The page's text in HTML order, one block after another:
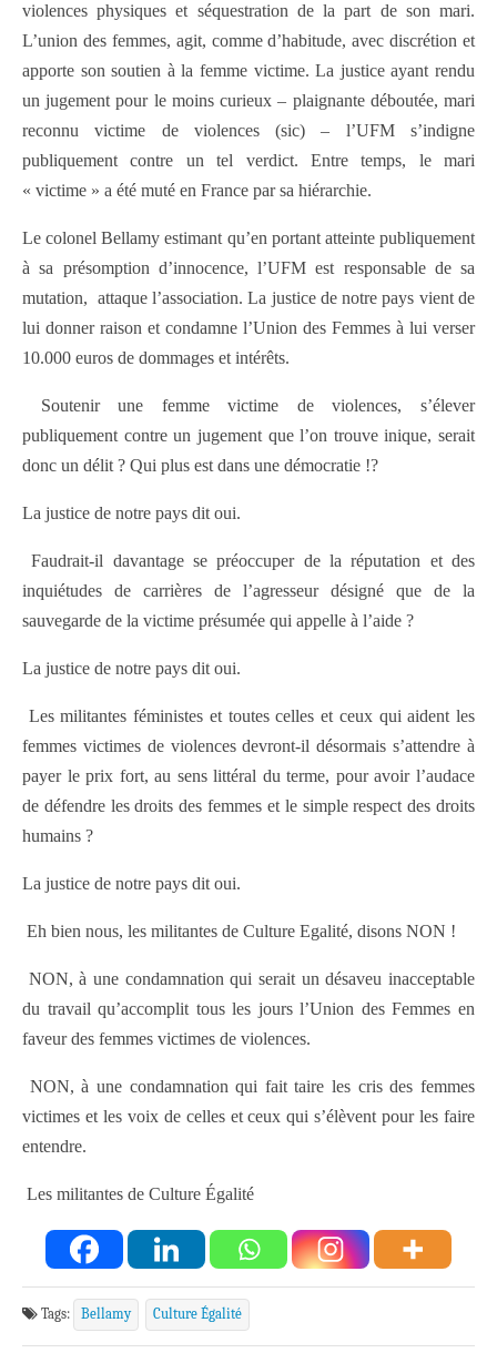
violences physiques et séquestration de la part de son mari.
L’union des femmes, agit, comme d’habitude, avec discrétion et
apporte son soutien à la femme victime. La justice ayant rendu
un jugement pour le moins curieux – plaignante déboutée, mari
reconnu victime de violences (sic) – l’UFM s’indigne
publiquement contre un tel verdict. Entre temps, le mari
« victime » a été muté en France par sa hiérarchie.
Le colonel Bellamy estimant qu’en portant atteinte publiquement
à sa présomption d’innocence, l’UFM est responsable de sa
mutation, attaque l’association. La justice de notre pays vient de
lui donner raison et condamne l’Union des Femmes à lui verser
10.000 euros de dommages et intérêts.
Soutenir une femme victime de violences, s’élever
publiquement contre un jugement que l’on trouve inique, serait
donc un délit ? Qui plus est dans une démocratie !?
La justice de notre pays dit oui.
Faudrait-il davantage se préoccuper de la réputation et des
inquiétudes de carrières de l’agresseur désigné que de la
sauvegarde de la victime présumée qui appelle à l’aide ?
La justice de notre pays dit oui.
Les militantes féministes et toutes celles et ceux qui aident les
femmes victimes de violences devront-il désormais s’attendre à
payer le prix fort, au sens littéral du terme, pour avoir l’audace
de défendre les droits des femmes et le simple respect des droits
humains ?
La justice de notre pays dit oui.
Eh bien nous, les militantes de Culture Egalité, disons NON !
NON, à une condamnation qui serait un désaveu inacceptable
du travail qu’accomplit tous les jours l’Union des Femmes en
faveur des femmes victimes de violences.
NON, à une condamnation qui fait taire les cris des femmes
victimes et les voix de celles et ceux qui s’élèvent pour les faire
entendre.
Les militantes de Culture Égalité
Tags: Bellamy Culture Égalité